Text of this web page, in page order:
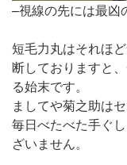
–視線の先には最凶
短毛力丸はそれほ
断しておりますと
る始末です。
ましてや菊之助は
毎日べたべた手ぐ
ざいません。